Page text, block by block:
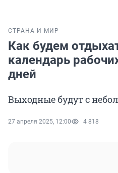
СТРАНА И МИР
Как будем
календарь
дней
Выходные будут с
27 апреля 2025, 12:00 4 818